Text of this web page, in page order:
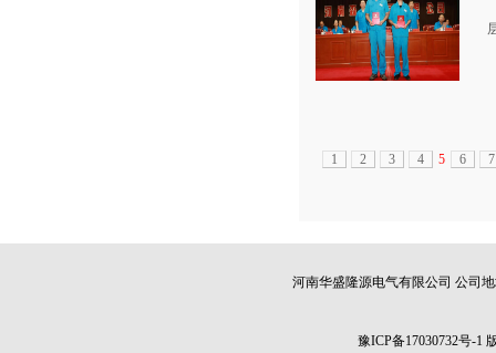
1 2 3 4 5 6 7
河南华盛隆源电气有限公司 公司
豫ICP备17030732号-1